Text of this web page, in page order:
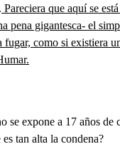
Pareciera que aquí se
pena gigantesca- el
fugar, como si existiera
se expone a 17 años de
tan alta la condena?